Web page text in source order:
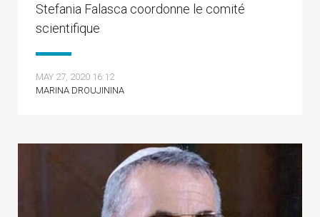
Stefania Falasca coordonne le comité
scientifique
MAY 27, 2020 16:12
MARINA DROUJININA